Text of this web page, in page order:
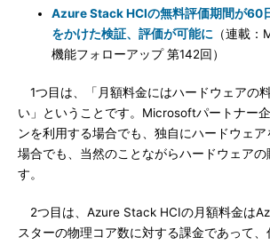
Azure Stack HCIの無料評価期間が60
をかけた検証、評価が可能に （連載
機能フォローアップ 第142回）
1つ目は、「月額料金にはハードウェアの
い」ということです。Microsoftパートナー
ンを利用する場合でも、独自にハードウェ
場合でも、当然のことながらハードウェアの
す。
2つ目は、Azure Stack HCIの月額料金は
スターの物理コア数に対する課金であって